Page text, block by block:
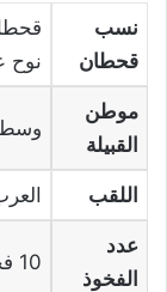
نسب
قحطان
نوح
موطن
القبيلة
وسط
اللقب
عدد
الفخوذ
10 فخوذ